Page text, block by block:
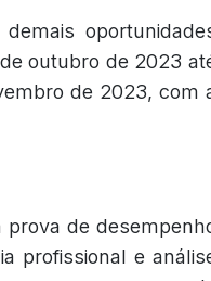
outubro de 2023
de 2023, com
prova de
profissional e